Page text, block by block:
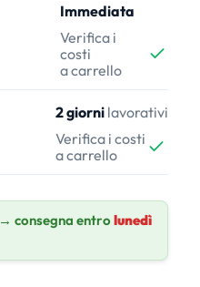
Immediata
Verifica i
costi
a carrello
2 giorni lavorativi
Verifica i costi
a carrello
→ consegna entrolunedì